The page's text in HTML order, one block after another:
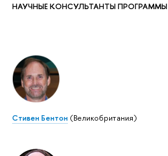
НАУЧНЫЕ КОНСУЛЬТАНТЫ ПРОГРАММЫ
Стивен Бентон (Великобритания)